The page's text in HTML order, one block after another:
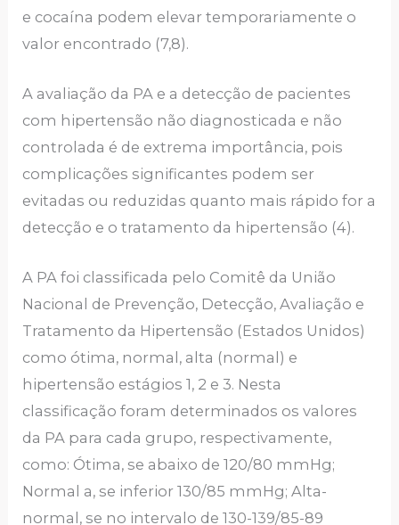
e cocaína podem elevar temporariamente o
valor encontrado (7,8).
A avaliação da PA e a detecção de pacientes
com hipertensão não diagnosticada e não
controlada é de extrema importância, pois
complicações significantes podem ser
evitadas ou reduzidas quanto mais rápido for a
detecção e o tratamento da hipertensão (4).
A PA foi classificada pelo Comitê da União
Nacional de Prevenção, Detecção, Avaliação e
Tratamento da Hipertensão (Estados Unidos)
como ótima, normal, alta (normal) e
hipertensão estágios 1, 2 e 3. Nesta
classificação foram determinados os valores
da PA para cada grupo, respectivamente,
como: Ótima, se abaixo de 120/80 mmHg;
Normal a, se inferior 130/85 mmHg; Alta-
normal, se no intervalo de 130-139/85-89